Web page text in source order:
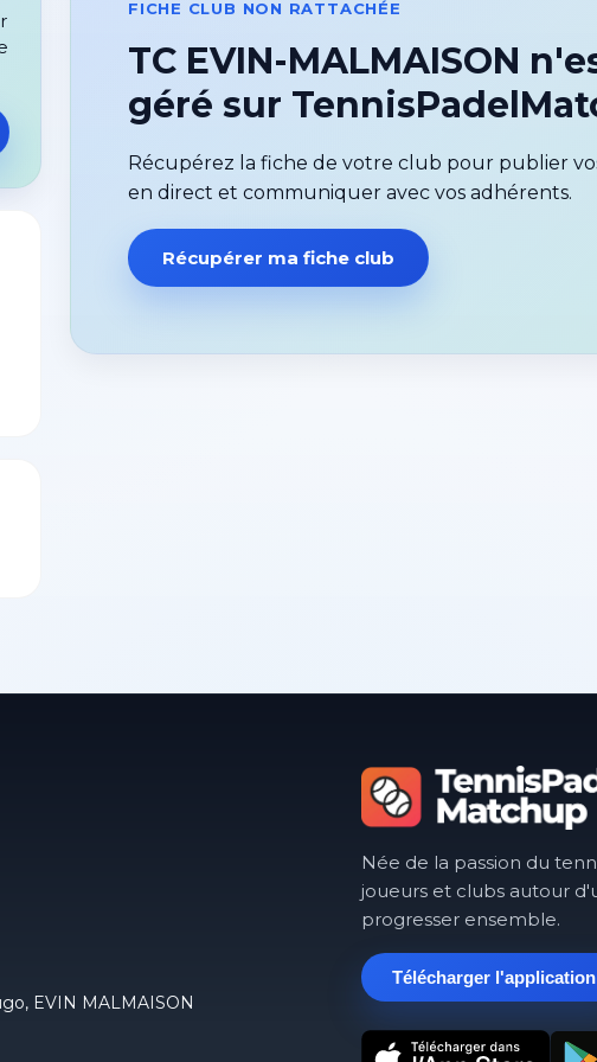
FICHE CLUB NON RATTACHÉE
TC EVIN-MALMAISON
géré sur
Récupérez la fiche de votre club pour publier
en direct et communiquer avec vos adhérents.
Récupérer ma fiche club
EVIN MALMAISON
Née de la passion du
joueurs et clubs autour
progresser ensemble.
Télécharger l'application